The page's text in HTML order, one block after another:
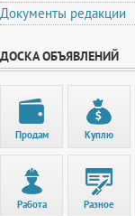
Документы редакции
ДОСКА ОБЪЯВЛЕНИЙ
Продам Куплю
Работа Разное